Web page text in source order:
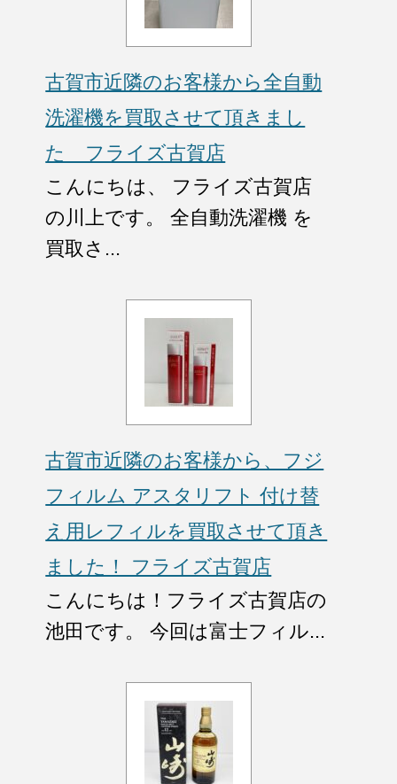
古賀市近隣のお客様から全自動
洗濯機を買取させて頂きまし
た フライズ古賀店
こんにちは、 フライズ古賀店
の川上です。 全自動洗濯機 を
買取さ...
古賀市近隣のお客様から、フジ
フィルム アスタリフト 付け替
え用レフィルを買取させて頂き
ました！ フライズ古賀店
こんにちは！フライズ古賀店の
池田です。 今回は富士フィル...